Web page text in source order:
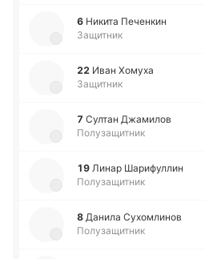
6 Никита Пе­че­нкин
Защитник
22 Иван Хомуха
Защитник
7 Султан Джа­ми­лов
Полузащитник
19 Линар Ша­ри­фу­ллин
Полузащитник
8 Данила Су­хо­мли­нов
Полузащитник